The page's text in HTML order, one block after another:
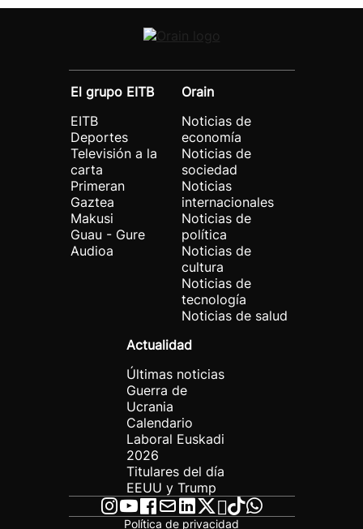
El grupo EITB
EITB
Deportes
Televisión a la
carta
Primeran
Gaztea
Makusi
Guau - Gure
Audioa
Orain
Noticias de
economía
Noticias de
sociedad
Noticias
internacionales
Noticias de
política
Noticias de
cultura
Noticias de
tecnología
Noticias de salud
Actualidad
Últimas noticias
Guerra de
Ucrania
Calendario
Laboral Euskadi
2026
Titulares del día
EEUU y Trump
Política de privacidad